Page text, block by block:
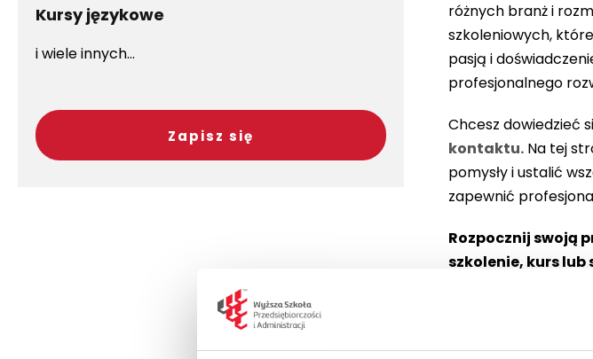
Kursy językowe
i wiele innych…
Zapisz się
różnych branż i
szkoleniowych,
pasją i
profesjonalnego
Chcesz dowiedzieć
kontaktu.Na tej
pomysły i ustalić
zapewnić
Rozpocznij swoją
szkolenie, kurs
Pełna oferta